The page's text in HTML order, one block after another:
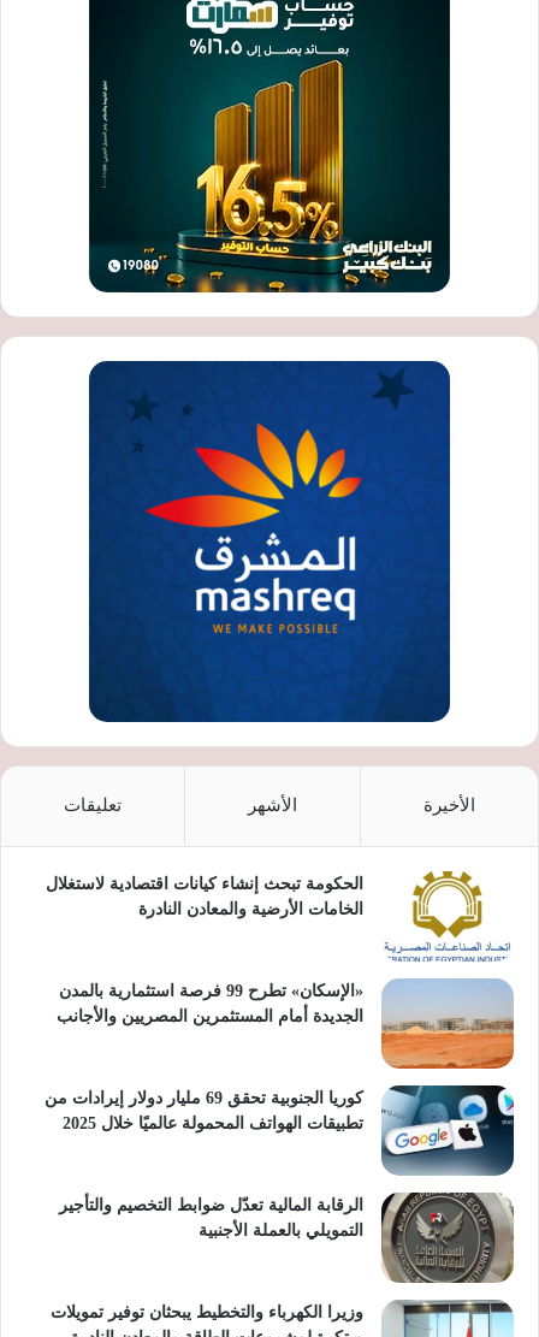
الأخيرة الأشهر تعليقات
الحكومة تبحث إنشاء كيانات اقتصادية لاستغلال
الخامات الأرضية والمعادن النادرة
«الإسكان» تطرح 99 فرصة استثمارية بالمدن
الجديدة أمام المستثمرين المصريين والأجانب
كوريا الجنوبية تحقق 69 مليار دولار إيرادات من
تطبيقات الهواتف المحمولة عالميًا خلال 2025
الرقابة المالية تعدّل ضوابط التخصيم والتأجير
التمويلي بالعملة الأجنبية
وزيرا الكهرباء والتخطيط يبحثان توفير تمويلات